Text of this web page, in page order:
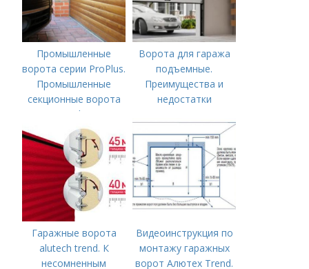
Промышленные
ворота серии ProPlus.
Промышленные
секционные ворота
ProPlus
Ворота для гаража
подъемные.
Преимущества и
недостатки
Гаражные ворота
alutech trend. К
несомненным
Видеоинструкция по
монтажу гаражных
ворот Алютех Trend.